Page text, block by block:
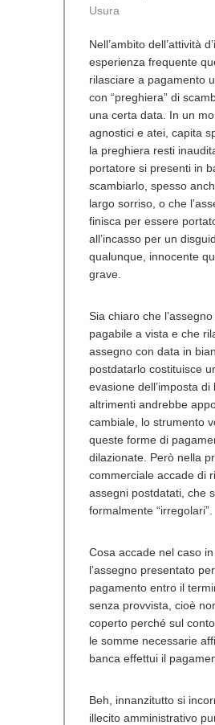
Usura
Nell’ambito dell’attività
esperienza frequente
rilasciare a pagamento
con “preghiera” di
una certa data. In un
agnostici e atei, capita
la preghiera resti
portatore si presenti in
scambiarlo, spesso
largo sorriso, o che
finisca per essere
all’incasso per un
qualunque, innocente
grave.
Sia chiaro che
pagabile a vista e che
assegno con data in
postdatarlo costituisce
evasione dell’imposta di
altrimenti andrebbe
cambiale, lo strumento
queste forme di
dilazionate. Però nella
commerciale accade di
assegni postdatati, che
formalmente “irregolari”.
Cosa accade nel caso
l’assegno presentato
pagamento entro il
senza provvista, cioè
coperto perché sul
le somme necessarie
banca effettui il
Beh, innanzitutto si
illecito amministrativo